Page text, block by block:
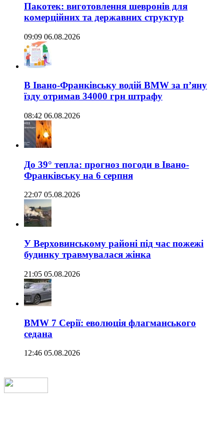
Пакотек: виготовлення шевронів для
комерційних та державних структур
09:09 06.08.2026
В Івано-Франківську водій BMW за п’яну
їзду отримав 34000 грн штрафу
08:42 06.08.2026
До 39° тепла: прогноз погоди в Івано-
Франківську на 6 серпня
22:07 05.08.2026
У Верховинському районі під час пожежі
будинку травмувалася жінка
21:05 05.08.2026
BMW 7 Серії: еволюція флагманського
седана
12:46 05.08.2026